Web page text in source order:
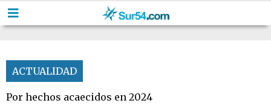
ACTUALIDAD
Por hechos acaecidos en 2024